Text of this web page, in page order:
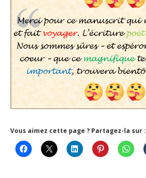
Vous aimez cette page ? Partagez-la sur :